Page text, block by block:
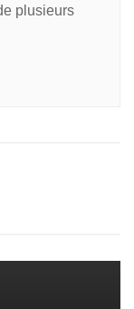
plusieurs